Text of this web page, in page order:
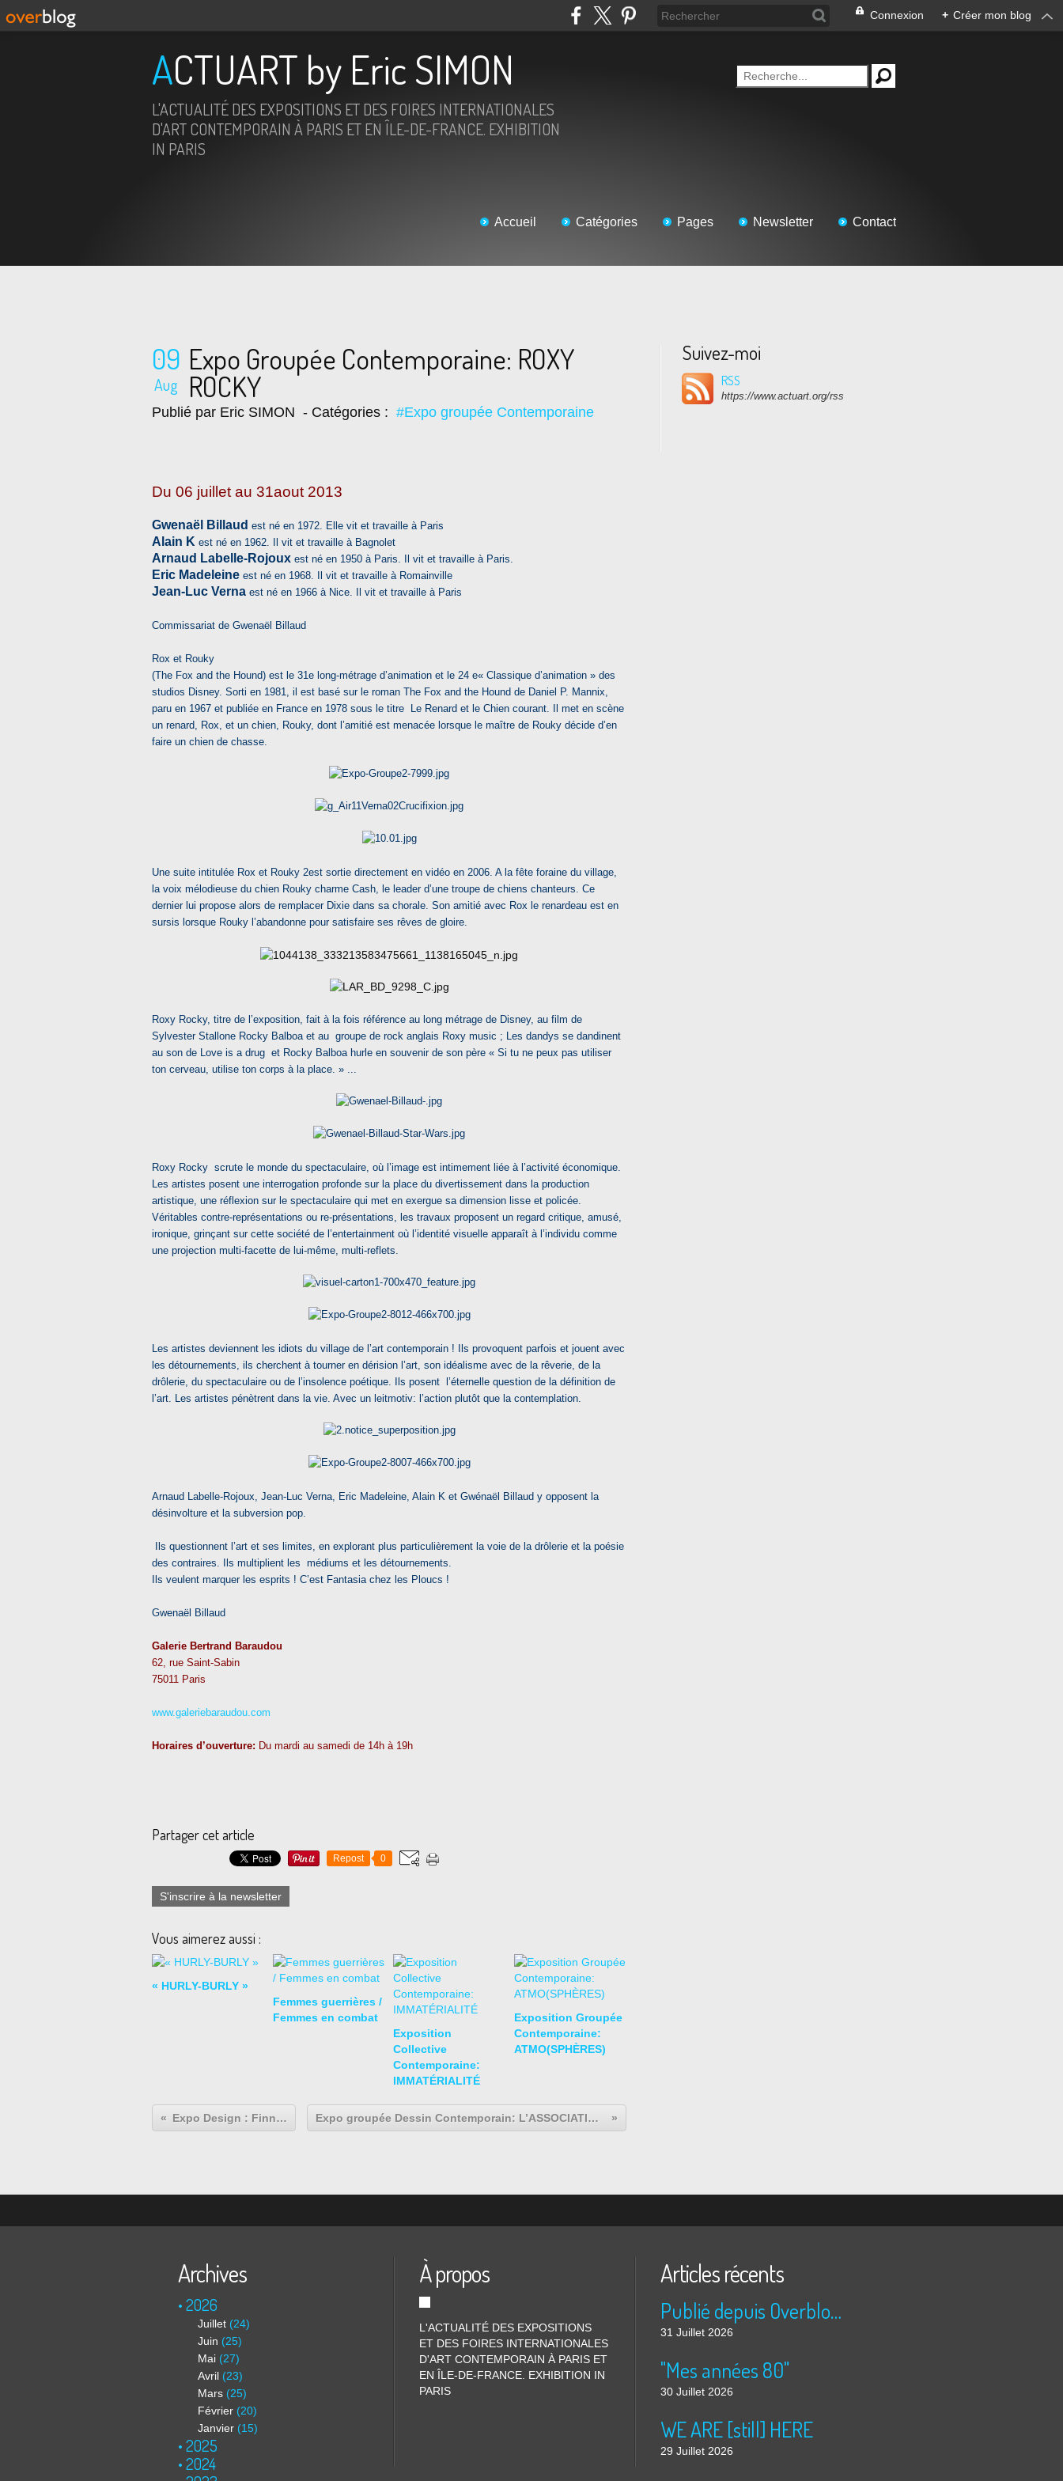
Connexion + Créer mon blog
ACTUART by Eric SIMON
L'ACTUALITÉ DES EXPOSITIONS ET DES FOIRES INTERNATIONALES
D'ART CONTEMPORAIN À PARIS ET EN ÎLE-DE-FRANCE. EXHIBITION
IN PARIS
Accueil Catégories Pages Newsletter Contact
09
Aug
Expo Groupée Contemporaine: ROXY
ROCKY
Publié par Eric SIMON - Catégories : #Expo groupée Contemporaine
Du 06 juillet au 31aout 2013
Gwenaël Billaud est né en 1972. Elle vit et travaille à Paris
Alain K est né en 1962. Il vit et travaille à Bagnolet
Arnaud Labelle-Rojoux est né en 1950 à Paris. Il vit et travaille à Paris.
Eric Madeleine est né en 1968. Il vit et travaille à Romainville
Jean-Luc Verna est né en 1966 à Nice. Il vit et travaille à Paris
Commissariat de Gwenaël Billaud
Rox et Rouky
(The Fox and the Hound) est le 31e long-métrage d’animation et le 24 e« Classique d’animation » des
studios Disney. Sorti en 1981, il est basé sur le roman The Fox and the Hound de Daniel P. Mannix,
paru en 1967 et publiée en France en 1978 sous le titre Le Renard et le Chien courant. Il met en scène
un renard, Rox, et un chien, Rouky, dont l’amitié est menacée lorsque le maître de Rouky décide d’en
faire un chien de chasse.
Une suite intitulée Rox et Rouky 2est sortie directement en vidéo en 2006. A la fête foraine du village,
la voix mélodieuse du chien Rouky charme Cash, le leader d’une troupe de chiens chanteurs. Ce
dernier lui propose alors de remplacer Dixie dans sa chorale. Son amitié avec Rox le renardeau est en
sursis lorsque Rouky l’abandonne pour satisfaire ses rêves de gloire.
Roxy Rocky, titre de l’exposition, fait à la fois référence au long métrage de Disney, au film de
Sylvester Stallone Rocky Balboa et au groupe de rock anglais Roxy music ; Les dandys se dandinent
au son de Love is a drug et Rocky Balboa hurle en souvenir de son père « Si tu ne peux pas utiliser
ton cerveau, utilise ton corps à la place. » ...
Roxy Rocky scrute le monde du spectaculaire, où l’image est intimement liée à l’activité économique.
Les artistes posent une interrogation profonde sur la place du divertissement dans la production
artistique, une réflexion sur le spectaculaire qui met en exergue sa dimension lisse et policée.
Véritables contre-représentations ou re-présentations, les travaux proposent un regard critique, amusé,
ironique, grinçant sur cette société de l’entertainment où l’identité visuelle apparaît à l’individu comme
une projection multi-facette de lui-même, multi-reflets.
Les artistes deviennent les idiots du village de l’art contemporain ! Ils provoquent parfois et jouent avec
les détournements, ils cherchent à tourner en dérision l’art, son idéalisme avec de la rêverie, de la
drôlerie, du spectaculaire ou de l’insolence poétique. Ils posent l’éternelle question de la définition de
l’art. Les artistes pénètrent dans la vie. Avec un leitmotiv: l’action plutôt que la contemplation.
Arnaud Labelle-Rojoux, Jean-Luc Verna, Eric Madeleine, Alain K et Gwénaël Billaud y opposent la
désinvolture et la subversion pop.
Ils questionnent l’art et ses limites, en explorant plus particulièrement la voie de la drôlerie et la poésie
des contraires. Ils multiplient les médiums et les détournements.
Ils veulent marquer les esprits ! C’est Fantasia chez les Ploucs !
Gwenaël Billaud
Galerie Bertrand Baraudou
62, rue Saint-Sabin
75011 Paris
www.galeriebaraudou.com
Horaires d’ouverture: Du mardi au samedi de 14h à 19h
Partager cet article
Repost 0
S'inscrire à la newsletter
Vous aimerez aussi :
« HURLY-BURLY »
Femmes guerrières /
Femmes en combat
Exposition
Collective
Contemporaine:
IMMATÉRIALITÉ
Exposition Groupée
Contemporaine:
ATMO(SPHÈRES)
Expo Design : Finn Juhl "Asseyez-vous !" Expo groupée Dessin Contemporain: L’ASSOCIATION / AWLM / AURÉLIE WILLIAM LEVAUX & MOOLINEX
Suivez-moi
RSS
https://www.actuart.org/rss
Archives
2026
Juillet (24)
Juin (25)
Mai (27)
Avril (23)
Mars (25)
Février (20)
Janvier (15)
2025
2024
À propos
L'ACTUALITÉ DES EXPOSITIONS
ET DES FOIRES INTERNATIONALES
D'ART CONTEMPORAIN À PARIS ET
EN ÎLE-DE-FRANCE. EXHIBITION IN
PARIS
Articles récents
Publié depuis Overblog et Facebook
31 Juillet 2026
"Mes années 80"
30 Juillet 2026
WE ARE [still] HERE
29 Juillet 2026